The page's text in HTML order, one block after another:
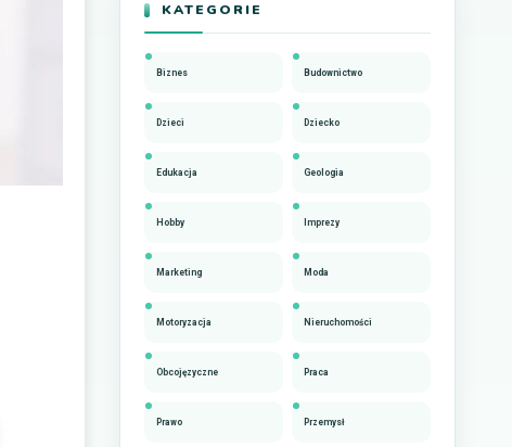
KATEGORIE
Biznes Budownictwo
Dzieci Dziecko
Edukacja Geologia
Hobby Imprezy
Marketing Moda
Motoryzacja Nieruchomości
Obcojęzyczne Praca
Prawo Przemysł